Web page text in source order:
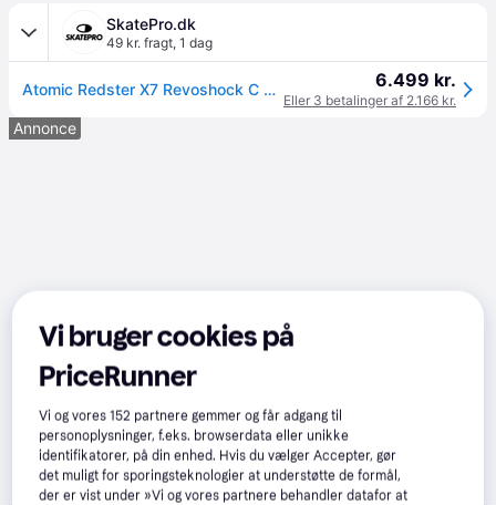
SkatePro.dk
49 kr. fragt, 1 dag
Atomic Redster X7 Revoshock C + 12 GW Carving Ski (Sort) 6.499 kr.
Eller 3 betalinger af 2.166 kr.
Annonce
Vi bruger cookies på
PriceRunner
Vi og vores152 partnere gemmer og får adgang til
personoplysninger, f.eks. browserdata eller unikke
identifikatorer, på din enhed. Hvis du vælger Accepter, gør
det muligt for sporingsteknologier at understøtte de formål,
der er vist under »Vi og vores partnere behandler datafor at